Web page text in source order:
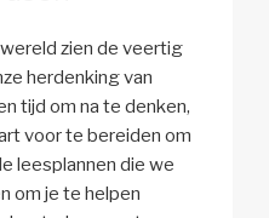
zien de veertig
herdenking van
tijd om na te denken,
voor te bereiden om
leesplannen die we
om je te helpen